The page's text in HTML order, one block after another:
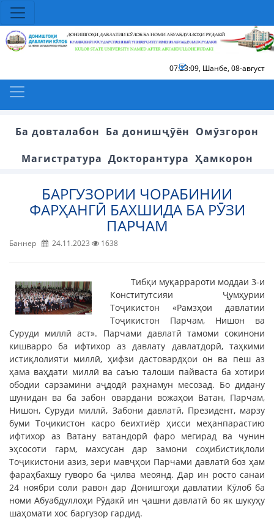
07:23:09, Шанбе, 08-август
Ба довталабон Ба донишҷӯён Омӯзгорон
Магистратура Докторантура Ҳамкорон
БАРГУЗОРИИ ЧОРАБИНИИ
ФАРҲАНГӢ БАХШИДА БА РӮЗИ
ПАРЧАМ
Баннер 24.11.2023 1638
Тибқи муқаррароти моддаи 3-и
Конститутсияи Ҷумҳурии
Тоҷикистон «Рамзҳои давлатии
Тоҷикистон Парчам, Нишон ва
Суруди миллӣ аст». Парчами давлатӣ тамоми сокинони
кишварро ба ифтихор аз давлату давлатдорӣ, таҳкими
истиқлолияти миллӣ, ҳифзи дастовардҳои он ва пеш аз
ҳама ваҳдати миллӣ ва саъю талоши пайваста ба хотири
ободии сарзамини аҷдодӣ раҳнамун месозад. Бо дидану
шунидан ва ба забон овардани вожаҳои Ватан, Парчам,
Нишон, Суруди миллӣ, Забони давлатӣ, Президент, марзу
буми Тоҷикистон касро беихтиёр ҳисси меҳанпарастию
ифтихор аз Ватану ватандорӣ фаро мегирад ва чунин
эҳсосоти гарм, махсусан дар замони соҳибистиқлоли
Тоҷикистони азиз, зери мавҷҳои Парчами давлатӣ боз ҳам
фараҳбахшу гуворо ба ҷилва меоянд. Дар ин росто санаи
24 ноябри соли равон дар Донишгоҳи давлатии Кӯлоб ба
номи Абуабдуллоҳи Рӯдакӣ ин ҷашни давлатӣ бо як шукуҳу
шаҳомати хос баргузор гардид.